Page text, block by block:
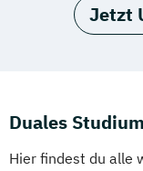
Jetzt
Duales
Hier findest du alle